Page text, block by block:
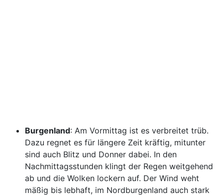
Burgenland: Am Vormittag ist es verbreitet trüb.
Dazu regnet es für längere Zeit kräftig, mitunter
sind auch Blitz und Donner dabei. In den
Nachmittagsstunden klingt der Regen weitgehend
ab und die Wolken lockern auf. Der Wind weht
mäßig bis lebhaft, im Nordburgenland auch stark